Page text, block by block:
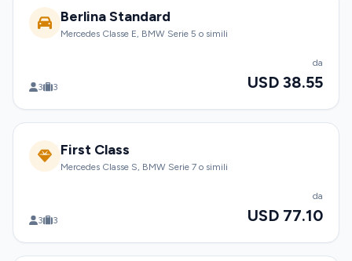
Berlina Standard
Mercedes Classe E, BMW Serie 5 o simili
3 3
da
USD 38.55
First Class
Mercedes Classe S, BMW Serie 7 o simili
3 3
da
USD 77.10